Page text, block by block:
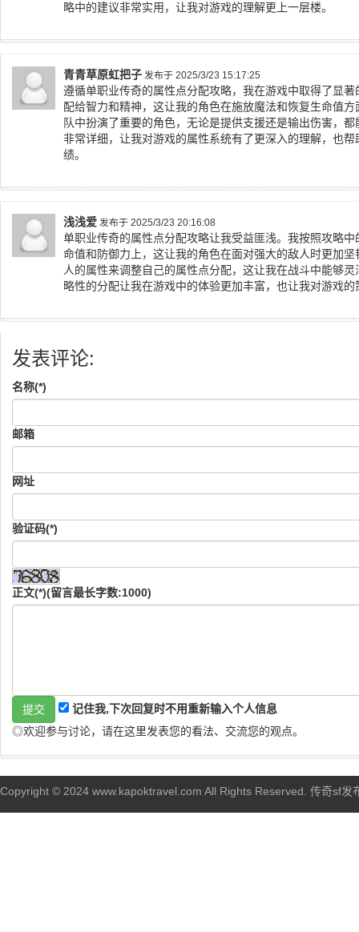
略中的建议非常实用，让我对游戏的理解更上一层楼。
青青草原虹把子 发布于 2025/3/23 15:17:25
遵循单职业传奇的属性点分配攻略，我在游戏中取得了显
配给智力和精神，这让我的角色在施放魔法和恢复生命值
队中扮演了重要的角色，无论是提供支援还是输出伤害，
非常详细，让我对游戏的属性系统有了更深入的理解，也
绩。
浅浅爱 发布于 2025/3/23 20:16:08
单职业传奇的属性点分配攻略让我受益匪浅。我按照攻略
命值和防御力上，这让我的角色在面对强大的敌人时更加
人的属性来调整自己的属性点分配，这让我在战斗中能够
略性的分配让我在游戏中的体验更加丰富，也让我对游戏
发表评论:
名称(*)
邮箱
网址
验证码(*)
正文(*)(留言最长字数:1000)
记住我,下次回复时不用重新输入个人信息
◎欢迎参与讨论，请在这里发表您的看法、交流您的观点。
Copyright © 2024 www.kapoktravel.com All Rights Reserved. 传奇sf发